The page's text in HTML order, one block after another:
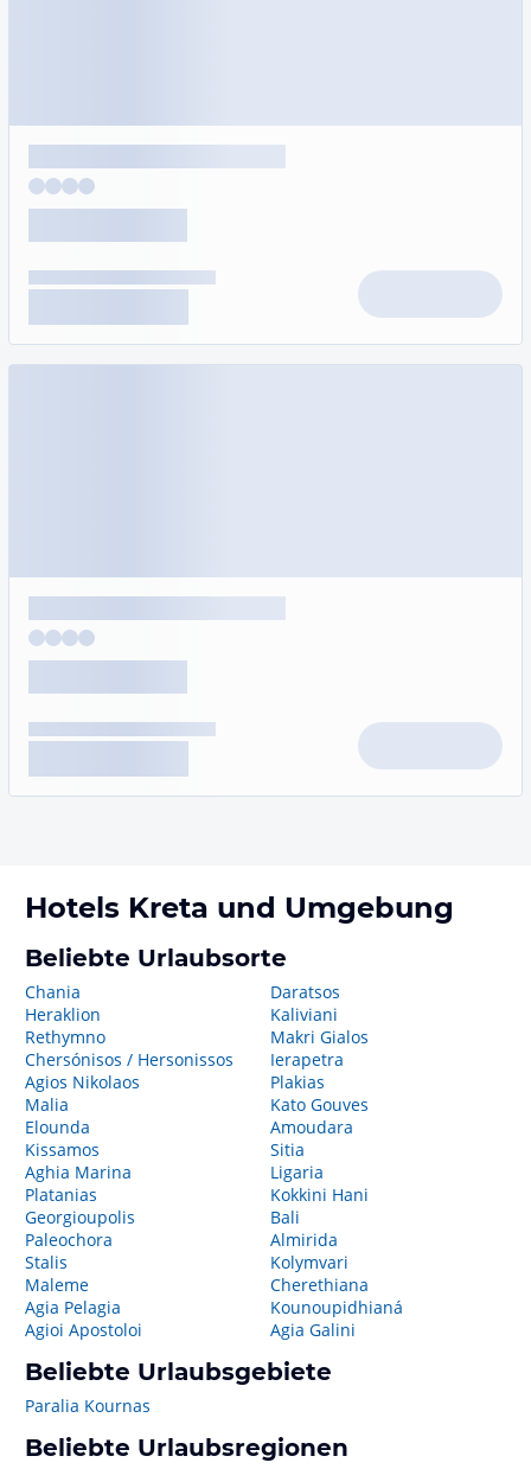
Hotels Kreta und Umgebung
Beliebte Urlaubsorte
Chania
Heraklion
Rethymno
Chersónisos / Hersonissos
Agios Nikolaos
Malia
Elounda
Kissamos
Aghia Marina
Platanias
Georgioupolis
Paleochora
Stalis
Maleme
Agia Pelagia
Agioi Apostoloi
Daratsos
Kaliviani
Makri Gialos
Ierapetra
Plakias
Kato Gouves
Amoudara
Sitia
Ligaria
Kokkini Hani
Bali
Almirida
Kolymvari
Cherethiana
Kounoupidhianá
Agia Galini
Beliebte Urlaubsgebiete
Paralia Kournas
Beliebte Urlaubsregionen